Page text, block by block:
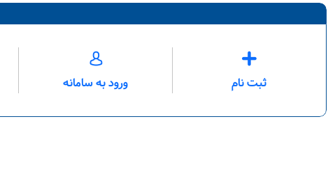
ثبت نام ورود به سامانه